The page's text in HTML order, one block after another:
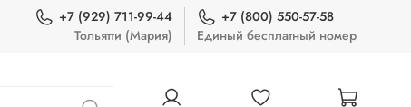
+7 (929) 711-99-44
Тольятти (Мария)
+7 (800) 550-57-58
Единый бесплатный номер